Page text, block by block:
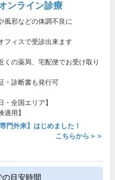
ンライン診療
風邪などの体調不良に
フィスで受診出来ます
くの薬局、宅配便でお受け取り
・診断書も発行可
・全国エリア】
適用】
門外来】はじめました！
こちらから＞＞
の目安時間